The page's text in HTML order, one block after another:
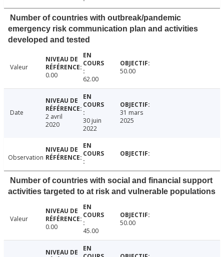
Number of countries with outbreak/pandemic
emergency risk communication plan and activities
developed and tested
Valeur
0.00
62.00
50.00
Date
2 avril
2020
30 juin
2022
31 mars
2025
Observation
Number of countries with social and financial support
activities targeted to at risk and vulnerable populations
Valeur
0.00
45.00
50.00